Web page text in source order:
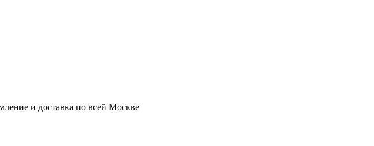
и доставка по всей Москве